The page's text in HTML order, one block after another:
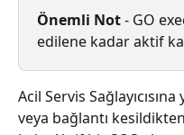
Önemli Not - GO
edilene kadar aktif
Acil Servis
veya bağlantı